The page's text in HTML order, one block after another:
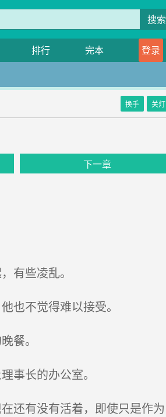
搜索
排行 完本
登录
换手 关灯
下一章
有些凌乱。
也不觉得难以接受。
餐。
事长的办公室。
还有没有活着，即使只是作为